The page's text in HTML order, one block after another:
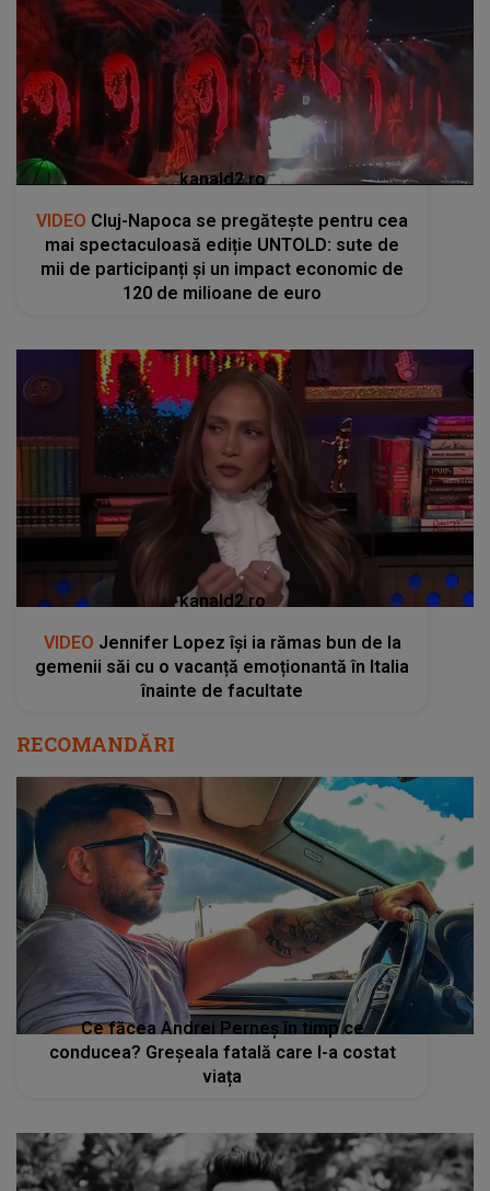
kanald2.ro
VIDEO Cluj-Napoca se pregătește pentru cea
mai spectaculoasă ediție UNTOLD: sute de
mii de participanți și un impact economic de
120 de milioane de euro
kanald2.ro
VIDEO Jennifer Lopez își ia rămas bun de la
gemenii săi cu o vacanță emoționantă în Italia
înainte de facultate
RECOMANDĂRI
Ce făcea Andrei Perneș în timp ce
conducea? Greșeala fatală care l-a costat
viața